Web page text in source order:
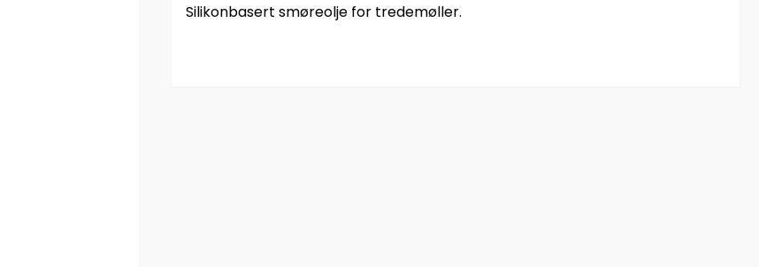
Silikonbasert smøreolje for tredemøller.